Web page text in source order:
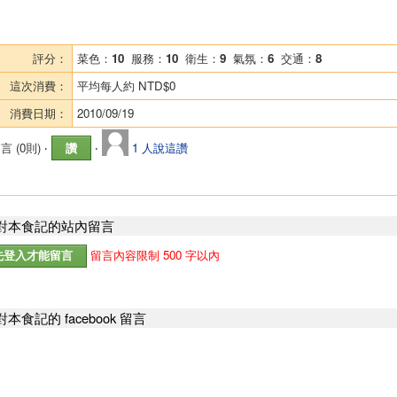
評分： 菜色： 10 服務： 10 衛生： 9 氣氛： 6 交通： 8
這次消費：
平均每人約 NTD$0
消費日期：
2010/09/19
(0則) ‧ 讚 ‧ 1 人說這讚
食記的站內留言
留言內容限制 500 字以內
食記的 facebook 留言